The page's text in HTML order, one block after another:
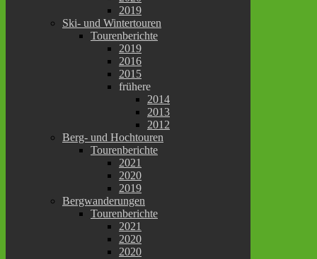
2019
Ski- und Wintertouren
Tourenberichte
2019
2016
2015
frühere
2014
2013
2012
Berg- und Hochtouren
Tourenberichte
2021
2020
2019
Bergwanderungen
Tourenberichte
2021
2020
2020